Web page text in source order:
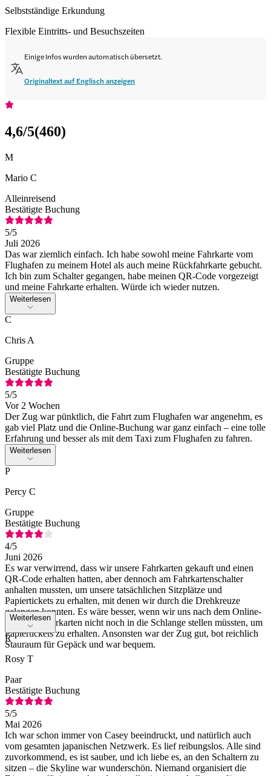
Selbstständige Erkundung
Flexible Eintritts- und Besuchszeiten
Einige Infos wurden automatisch übersetzt.
Originaltext auf Englisch anzeigen
4,6/5(460)
M
Mario C
Alleinreisend
Bestätigte Buchung
5/5
Juli 2026
Das war ziemlich einfach. Ich habe sowohl meine Fahrkarte vom
Flughafen zu meinem Hotel als auch meine Rückfahrkarte gebucht.
Ich bin zum Schalter gegangen, habe meinen QR-Code vorgezeigt
und meine Fahrkarte erhalten. Würde ich wieder nutzen.
Weiterlesen
C
Chris A
Gruppe
Bestätigte Buchung
5/5
Vor 2 Wochen
Der Zug war pünktlich, die Fahrt zum Flughafen war angenehm, es
gab viel Platz und die Online-Buchung war ganz einfach – eine tolle
Erfahrung und besser als mit dem Taxi zum Flughafen zu fahren.
Weiterlesen
P
Percy C
Gruppe
Bestätigte Buchung
4/5
Juni 2026
Es war verwirrend, dass wir unsere Fahrkarten gekauft und einen
QR-Code erhalten hatten, aber dennoch am Fahrkartenschalter
anhalten mussten, um unsere tatsächlichen Sitzplätze und
Papiertickets zu erhalten, mit denen wir durch die Drehkreuze
gelangen konnten. Es wäre besser, wenn wir uns nach dem Online-
Kauf der Fahrkarten nicht noch in die Schlange stellen müssten, um
Papiertickets zu erhalten. Ansonsten war der Zug gut, bot reichlich
Stauraum für Gepäck und war bequem.
Weiterlesen
R
Rosy T
Paar
Bestätigte Buchung
5/5
Mai 2026
Ich war schon immer von Casey beeindruckt, und natürlich auch
vom gesamten japanischen Netzwerk. Es lief reibungslos. Alle sind
zuvorkommend, es ist sauber, und ich liebe es, an den Schaltern zu
sitzen – die Skyline war wunderschön. Niemand organisiert die